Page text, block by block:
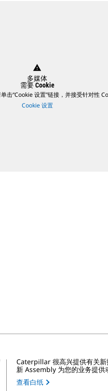
warning
多媒体
需要 Cookie
击“Cookie 设置”链接，并接受针对性
Cookie 设置
Caterpillar 很高兴提供有关
新 Assembly 为您的业务提供
查看白纸